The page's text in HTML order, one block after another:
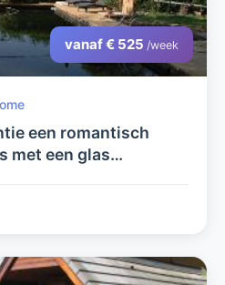
vanaf € 525 /week
een romantisch
met een glas